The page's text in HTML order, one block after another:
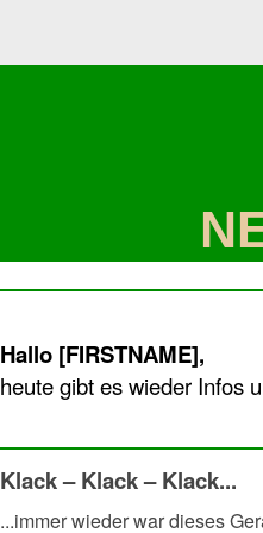
Hallo [FIRSTNAME],
heute gibt es wieder Infos
Klack – Klack – Klack...
...immer wieder war dieses